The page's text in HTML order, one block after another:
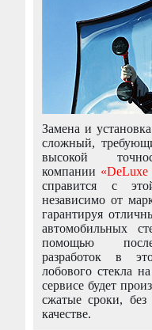
Замена и
сложный,
высокой
компании «DeLuxe
справится с
независимо от
гарантируя
автомобильных
помощью
разработок в
лобового стекла
сервисе будет
сжатые сроки,
качестве.